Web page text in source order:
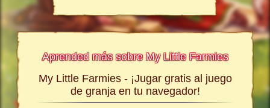
Aprended más sobre My Little Farmies
My Little Farmies - ¡Jugar gratis al juego
de granja en tu navegador!
La